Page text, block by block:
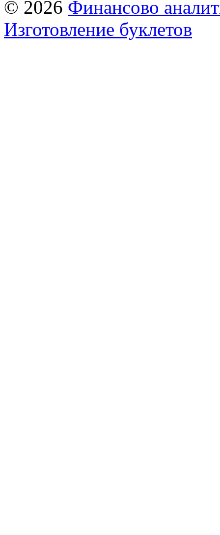
© 2026 Финансово
Изготовление буклетов